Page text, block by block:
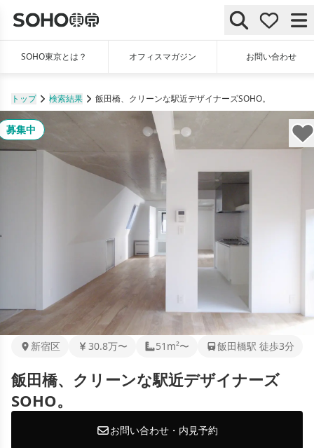
SOHO東京とは？ オフィスマガジン お問い合わせ
トップ 検索結果 飯田橋、クリーンな駅近デザイナーズSOHO。
募集中
新宿区 30.8万〜 51m²〜 飯田橋駅 徒歩3分
飯田橋、クリーンな駅近デザイナーズ
SOHO。
お問い合わせ・内見予約